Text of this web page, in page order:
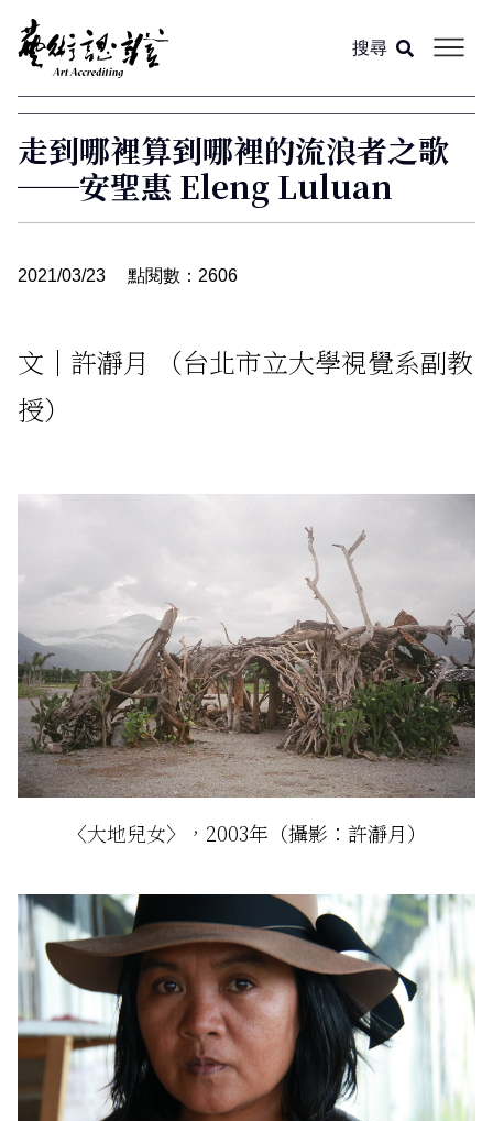
搜尋
總覽
專欄
各期雜誌
線上訂購
走到哪裡算到哪裡的流浪者之歌
──安聖惠 Eleng Luluan
2021/03/23 點閱數：2606
文｜許瀞月 （台北市立大學視覺系副教
授）
〈大地兒女〉，2003年（攝影：許瀞月）